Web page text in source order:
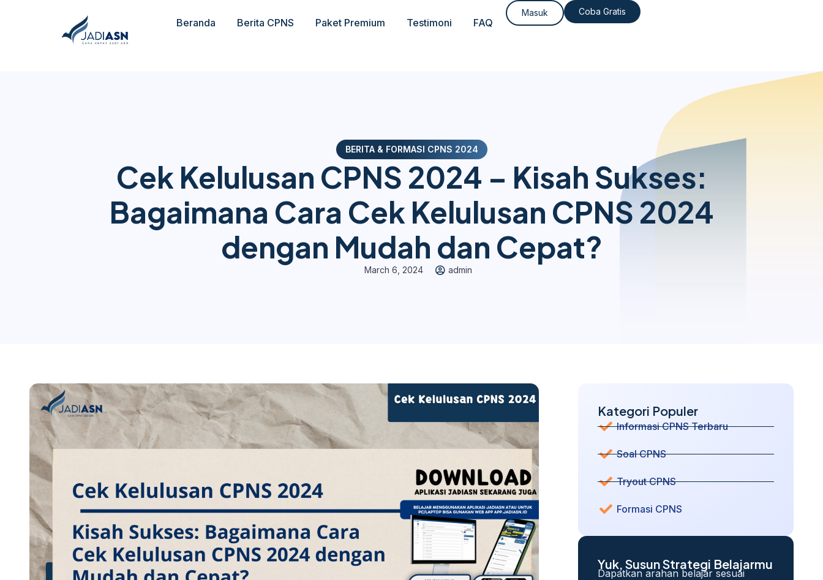
Beranda Berita CPNS Paket Premium Testimoni FAQ
Masuk Coba Gratis
BERITA & FORMASI CPNS 2024
Cek Kelulusan CPNS 2024 – Kisah Sukses:
Bagaimana Cara Cek Kelulusan CPNS 2024
dengan Mudah dan Cepat?
March 6, 2024 admin
Kategori Populer
Informasi CPNS Terbaru
Soal CPNS
Tryout CPNS
Formasi CPNS
Yuk, Susun Strategi Belajarmu
Dapatkan arahan belajar sesuai